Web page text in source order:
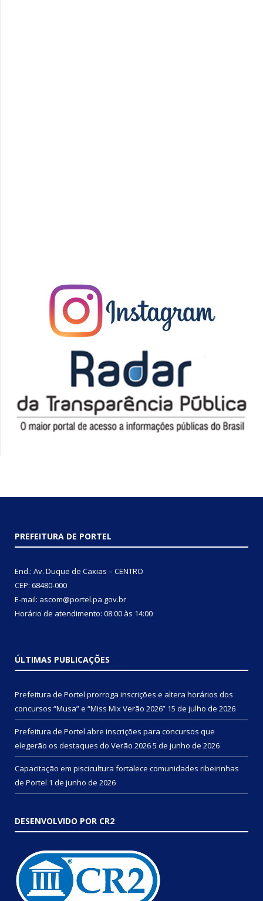
PREFEITURA DE PORTEL
End.: Av. Duque de Caxias – CENTRO
CEP: 68480-000
E-mail: ascom@portel.pa.gov.br
Horário de atendimento: 08:00 às 14:00
ÚLTIMAS PUBLICAÇÕES
Prefeitura de Portel prorroga inscrições e altera horários dos
concursos “Musa” e “Miss Mix Verão 2026” 15 de julho de 2026
Prefeitura de Portel abre inscrições para concursos que
elegerão os destaques do Verão 20265 de junho de 2026
Capacitação em piscicultura fortalece comunidades ribeirinhas
de Portel 1 de junho de 2026
DESENVOLVIDO POR CR2